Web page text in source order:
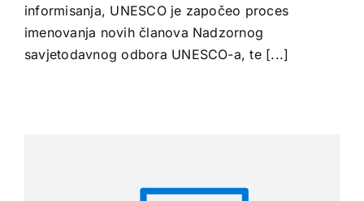
informisanja, UNESCO je započeo proces
imenovanja novih članova Nadzornog
savjetodavnog odbora UNESCO-a, te [...]